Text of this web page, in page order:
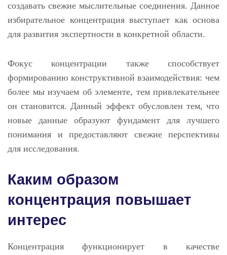
создавать свежие мыслительные соединения. Данное
избирательное концентрация выступает как основа
для развития экспертности в конкретной области.
Фокус концентрации также способствует
формированию конструктивной взаимодействия: чем
более мы изучаем об элементе, тем привлекательнее
он становится. Данный эффект обусловлен тем, что
новые данные образуют фундамент для лучшего
понимания и предоставляют свежие перспективы
для исследования.
Каким образом
концентрация повышает
интерес
Концентрация функционирует в качестве